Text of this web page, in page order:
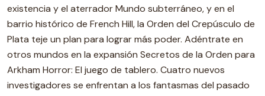
existencia y el aterrador Mundo subterráneo, y en el
barrio histórico de French Hill, la Orden del Crepúsculo de
Plata teje un plan para lograr más poder. Adéntrate en
otros mundos en la expansión Secretos de la Orden para
Arkham Horror: El juego de tablero. Cuatro nuevos
investigadores se enfrentan a los fantasmas del pasado